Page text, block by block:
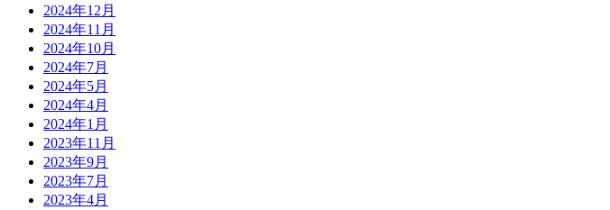
2024年12月
2024年11月
2024年10月
2024年7月
2024年5月
2024年4月
2024年1月
2023年11月
2023年9月
2023年7月
2023年4月